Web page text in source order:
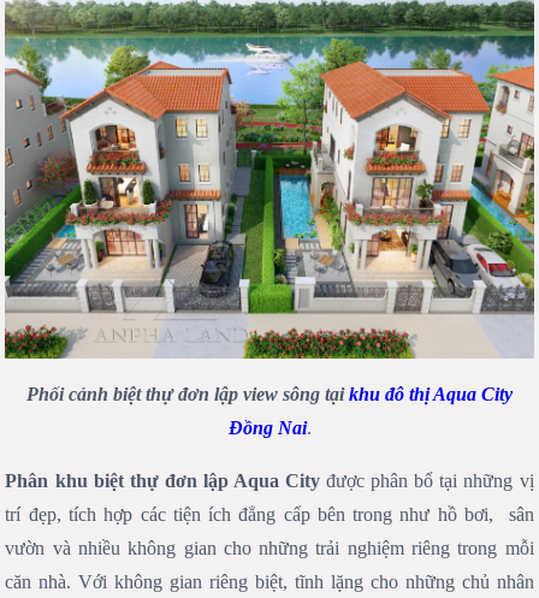
Phối cảnh biệt thự đơn lập view sông tạikhu đô thị Aqua City
Đồng Nai.
Phân khu biệt thự đơn lập Aqua City được phân bổ tại những vị
trí đẹp, tích hợp các tiện ích đẳng cấp bên trong như hồ bơi, sân
vườn và nhiều không gian cho những trải nghiệm riêng trong mỗi
căn nhà. Với không gian riêng biệt, tĩnh lặng cho những chủ nhân